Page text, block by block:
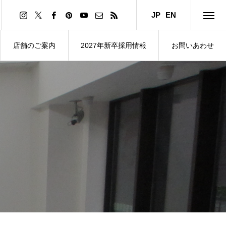
店舗のご案内 2027年新卒採用情報 お問いあわせ
JP EN